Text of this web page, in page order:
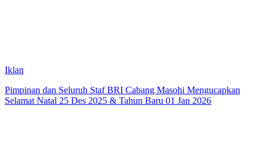
Iklan
Pimpinan dan Seluruh Staf BRI Cabang Masohi Mengucapkan
Selamat Natal 25 Des 2025 & Tahun Baru 01 Jan 2026